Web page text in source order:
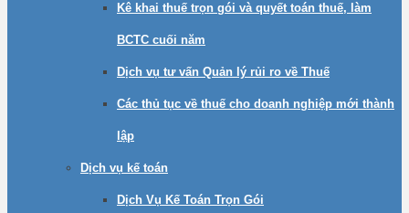
Kê khai thuế trọn gói và quyết toán thuế, làm
BCTC cuối năm
Dịch vụ tư vấn Quản lý rủi ro về Thuế
Các thủ tục về thuế cho doanh nghiệp mới thành
lập
Dịch vụ kế toán
Dịch Vụ Kế Toán Trọn Gói